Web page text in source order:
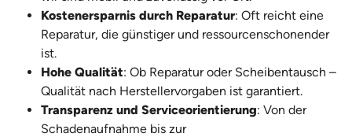
Kostenersparnis durch Reparatur: Oft reicht eine
Reparatur, die günstiger und ressourcenschonender
ist.
Hohe Qualität: Ob Reparatur oder Scheibentausch –
Qualität nach Herstellervorgaben ist garantiert.
Transparenz und Serviceorientierung: Von der
Schadenaufnahme bis zur